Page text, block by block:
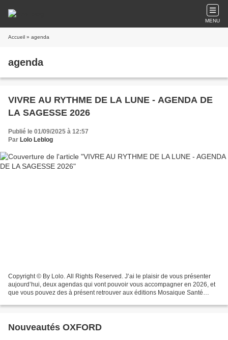
MENU
Accueil » agenda
agenda
VIVRE AU RYTHME DE LA LUNE - AGENDA DE
LA SAGESSE 2026
Publié le 01/09/2025 à 12:57
Par Lolo Leblog
Copyright © By Lolo. All Rights Reserved. J’ai le plaisir de vous présenter
aujourd’hui, deux agendas qui vont pouvoir vous accompagner en 2026, et
que vous pouvez des à présent retrouver aux éditions Mosaique Santé
Nouveautés OXFORD